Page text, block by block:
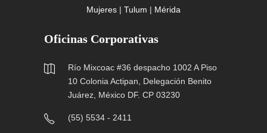
Mujeres | Tulum | Mérida
Oficinas Corporativas
Río Mixcoac #36 despacho 1002 A Piso
10 Colonia Actipan, Delegación Benito
Juárez, México DF. CP 03230
(55) 5534 - 2411